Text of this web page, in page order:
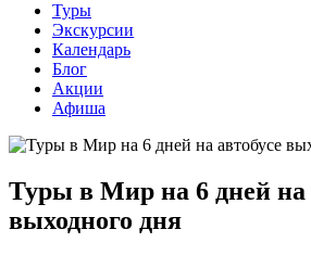
Туры
Экскурсии
Календарь
Блог
Акции
Афиша
Туры в Мир на 6 дней на
выходного дня